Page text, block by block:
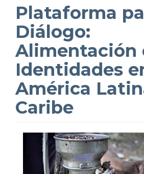
Plataforma
Diálogo:
Alimentación
Identidades
América
Caribe